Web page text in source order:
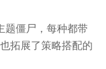
题僵尸，每种都带
拓展了策略搭配的